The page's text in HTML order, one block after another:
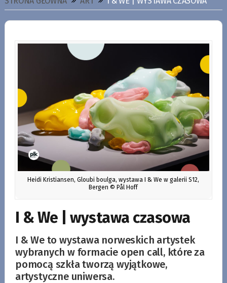
Heidi Kristiansen, Gloubi boulga, wystawa I & We w galerii S12,
Bergen © Pål Hoff
I & We | wystawa czasowa
I & We to wystawa norweskich artystek
wybranych w formacie open call, które za
pomocą szkła tworzą wyjątkowe,
artystyczne uniwersa.